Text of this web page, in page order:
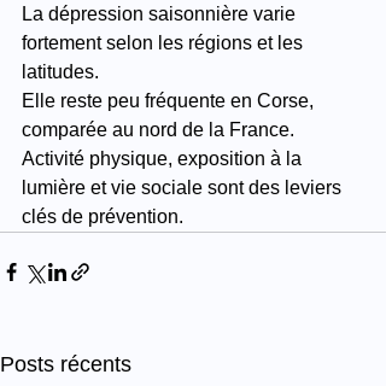
La dépression saisonnière varie
fortement selon les régions et les
latitudes.
Elle reste peu fréquente en Corse,
comparée au nord de la France.
Activité physique, exposition à la
lumière et vie sociale sont des leviers
clés de prévention.
Posts récents